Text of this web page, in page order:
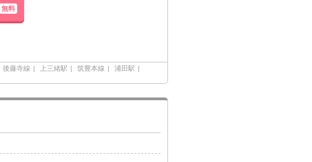
無料
後藤寺線 上三緒駅 筑豊本線
浦田駅